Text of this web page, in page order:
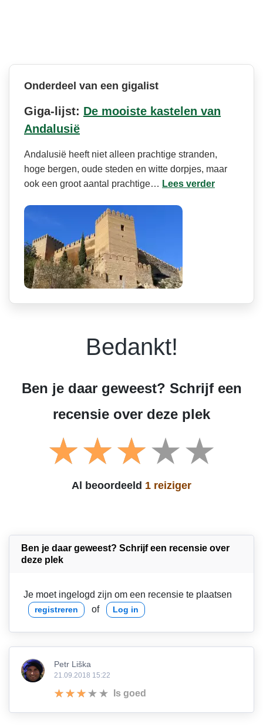
Onderdeel van een gigalist
Giga-lijst: De mooiste kastelen van
Andalusië
Andalusië heeft niet alleen prachtige stranden,
hoge bergen, oude steden en witte dorpjes, maar
ook een groot aantal prachtige… Lees verder
Bedankt!
Ben je daar geweest? Schrijf een
recensie over deze plek
Al beoordeeld 1 reiziger
Ben je daar geweest? Schrijf een recensie over
deze plek
Je moet ingelogd zijn om een recensie te plaatsen
registreren of Log in
Petr Liška
21.09.2018 15:22
Is goed